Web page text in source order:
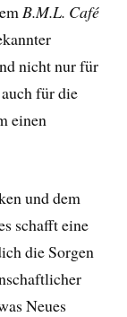
B.M.L. Café
nicht nur für
für die
einen
und dem
schafft eine
die Sorgen
Neues